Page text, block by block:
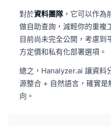
對於資料團隊，它可以作為
做自助查詢，減輕你的重複
目前尚未完全公開，考慮到
方定價和私有化部署選項。
總之，Hanalyzer.ai 讓資料
源整合 + 自然語言，確實
向。